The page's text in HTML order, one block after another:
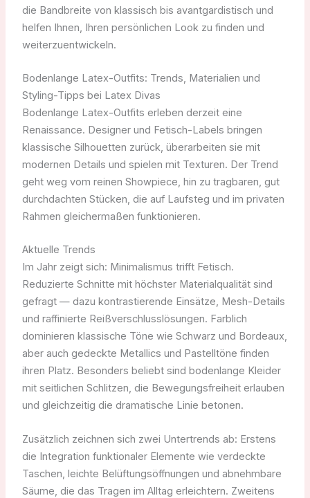
die Bandbreite von klassisch bis avantgardistisch und
helfen Ihnen, Ihren persönlichen Look zu finden und
weiterzuentwickeln.
Bodenlange Latex-Outfits: Trends, Materialien und
Styling-Tipps bei Latex Divas
Bodenlange Latex-Outfits erleben derzeit eine
Renaissance. Designer und Fetisch-Labels bringen
klassische Silhouetten zurück, überarbeiten sie mit
modernen Details und spielen mit Texturen. Der Trend
geht weg vom reinen Showpiece, hin zu tragbaren, gut
durchdachten Stücken, die auf Laufsteg und im privaten
Rahmen gleichermaßen funktionieren.
Aktuelle Trends
Im Jahr zeigt sich: Minimalismus trifft Fetisch.
Reduzierte Schnitte mit höchster Materialqualität sind
gefragt — dazu kontrastierende Einsätze, Mesh-Details
und raffinierte Reißverschlusslösungen. Farblich
dominieren klassische Töne wie Schwarz und Bordeaux,
aber auch gedeckte Metallics und Pastelltöne finden
ihren Platz. Besonders beliebt sind bodenlange Kleider
mit seitlichen Schlitzen, die Bewegungsfreiheit erlauben
und gleichzeitig die dramatische Linie betonen.
Zusätzlich zeichnen sich zwei Untertrends ab: Erstens
die Integration funktionaler Elemente wie verdeckte
Taschen, leichte Belüftungsöffnungen und abnehmbare
Säume, die das Tragen im Alltag erleichtern. Zweitens